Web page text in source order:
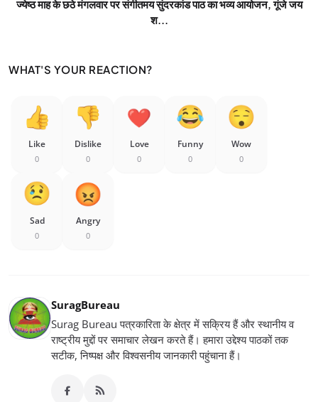
ज्येष्ठ माह के छठे मंगलवार पर संगीतमय सुंदरकांड पाठ का भव्य आयोजन, गूंजे जय
श...
WHAT'S YOUR REACTION?
Like
0
Dislike
0
Love
0
Funny
0
Wow
0
Sad
0
Angry
0
SuragBureau
Surag Bureau पत्रकारिता के क्षेत्र में सक्रिय हैं और स्थानीय व
राष्ट्रीय मुद्दों पर समाचार लेखन करते हैं। हमारा उद्देश्य पाठकों तक
सटीक, निष्पक्ष और विश्वसनीय जानकारी पहुंचाना हैं।